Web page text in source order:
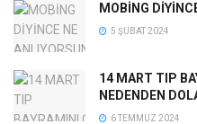
MOBİNG
5 ŞUBAT 2024
14 MART TIP
NEDENDEN
6 TEMMUZ 2024